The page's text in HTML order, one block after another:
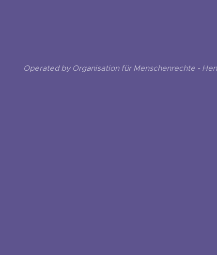
Operated by Organisation für Menschenrechte -